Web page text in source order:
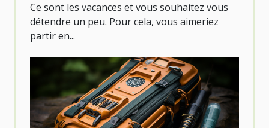
Ce sont les vacances et vous souhaitez vous
détendre un peu. Pour cela, vous aimeriez
partir en...